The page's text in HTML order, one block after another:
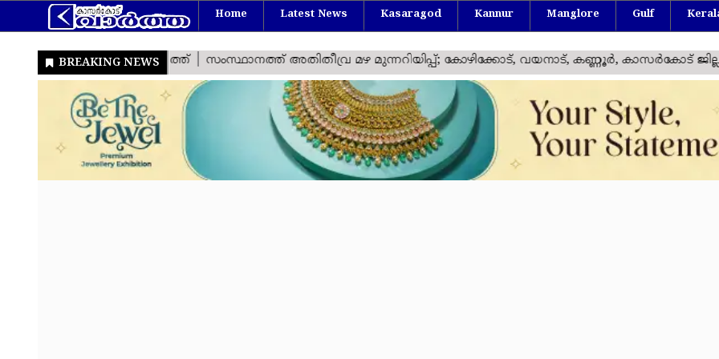
Home Latest News Kasaragod Kannur Manglore Gulf